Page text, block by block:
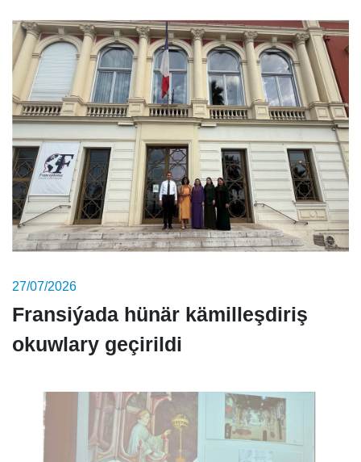
27/07/2026
Fransiýada hünär kämilleşdiriş
okuwlary geçirildi